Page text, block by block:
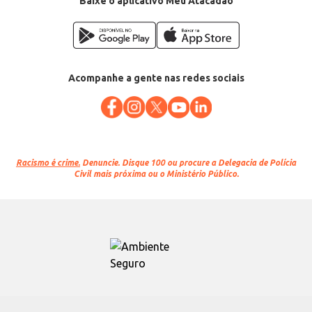
Acompanhe a gente nas redes sociais
Racismo é crime. Denuncie. Disque 100 ou procure a Delegacia de Polícia
Civil mais próxima ou o Ministério Público.